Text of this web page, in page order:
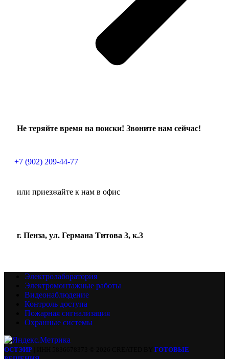
Не теряйте время на поиски! Звоните нам сейчас!
+7 (902) 209-44-77
или приезжайте к нам в офис
г. Пенза, ул. Германа Титова 3, к.3
Электролаборатория
Электромонтажные работы
Видеонаблюдение
Контроль доступа
Пожарная сигнализация
Охранные системы
ОСТЭИР
ГОТОВЫЕ